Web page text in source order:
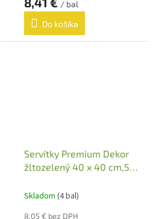
/ bal
Do košíka
Servítky Premium Dekor
žltozelený 40 x 40 cm,50
Skladom (4 bal)
8,05 € bez DPH